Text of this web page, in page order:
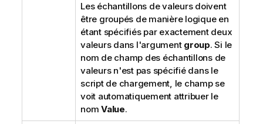
Les échantillons de valeurs doivent
être groupés de manière logique en
étant spécifiés par exactement deux
valeurs dans l'argument group. Si le
nom de champ des échantillons de
valeurs n'est pas spécifié dans le
script de chargement, le champ se
voit automatiquement attribuer le
nom Value.